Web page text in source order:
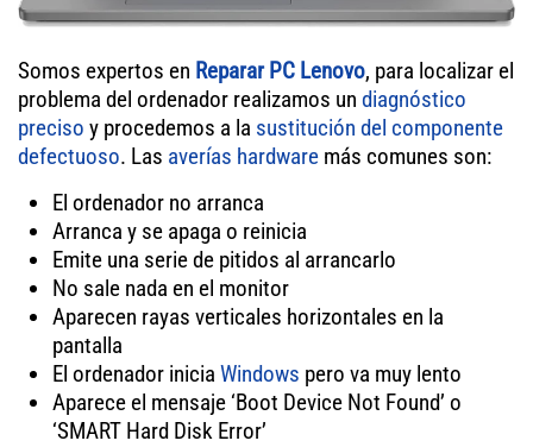
Somos expertos en Reparar PC Lenovo, para localizar el
problema del ordenador realizamos un diagnóstico
preciso y procedemos a la sustitución del componente
defectuoso. Las averías hardware más comunes son:
El ordenador no arranca
Arranca y se apaga o reinicia
Emite una serie de pitidos al arrancarlo
No sale nada en el monitor
Aparecen rayas verticales horizontales en la
pantalla
El ordenador inicia Windows pero va muy lento
Aparece el mensaje ‘Boot Device Not Found’ o
‘SMART Hard Disk Error’